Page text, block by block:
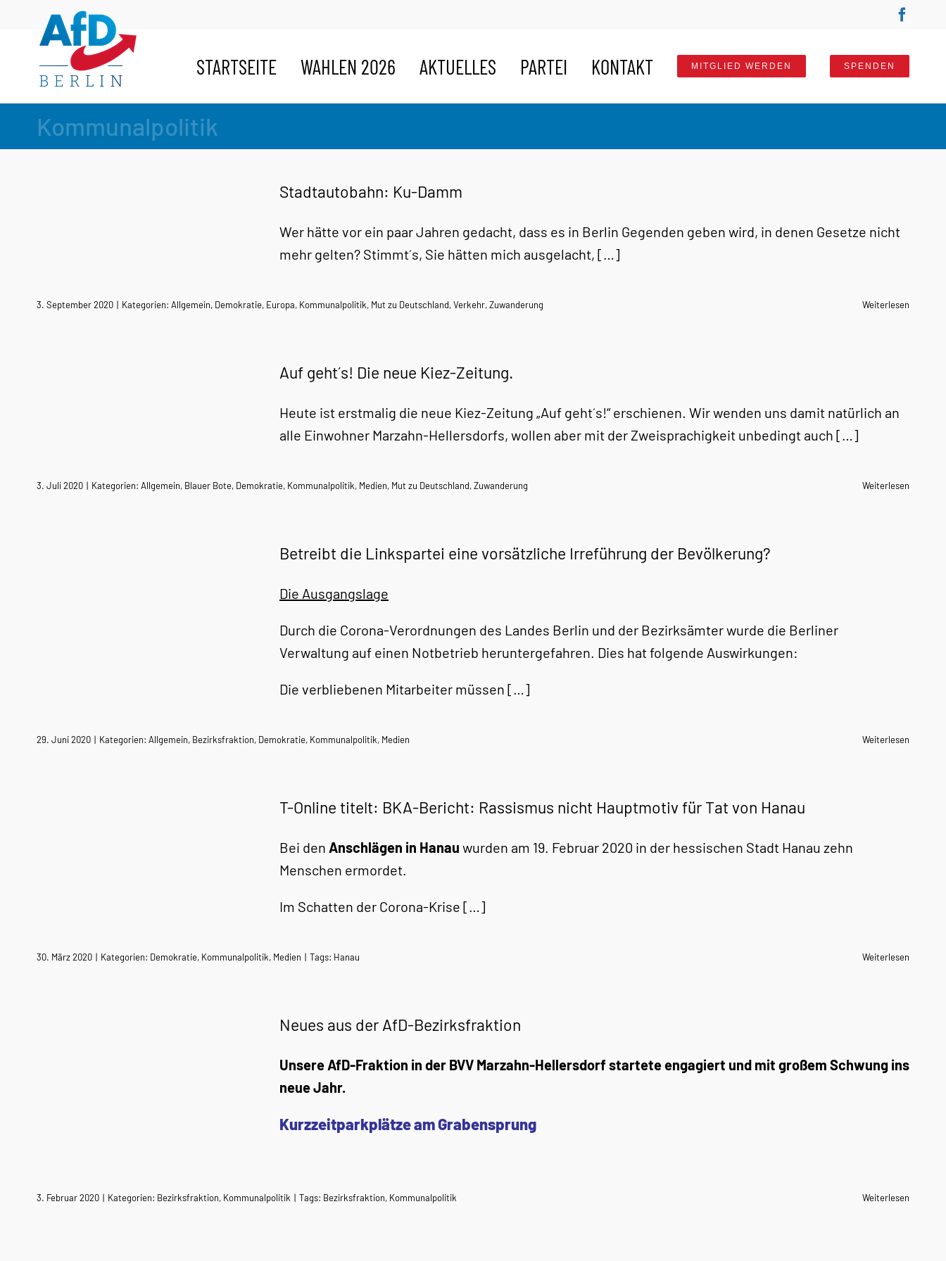
STARTSEITE WAHLEN 2026 AKTUELLES PARTEI KONTAKT MITGLIED WERDEN SPENDEN
Kommunalpolitik
Stadtautobahn: Ku-Damm
Wer hätte vor ein paar Jahren gedacht, dass es in Berlin Gegenden geben wird, in denen Gesetze nicht
mehr gelten? Stimmt´s, Sie hätten mich ausgelacht, […]
3. September 2020 | Kategorien: Allgemein, Demokratie, Europa, Kommunalpolitik, Mut zu Deutschland,Verkehr,Zuwanderung Weiterlesen
Auf geht´s! Die neue Kiez-Zeitung.
Heute ist erstmalig die neue Kiez-Zeitung „Auf geht´s!“ erschienen. Wir wenden uns damit natürlich an
alle Einwohner Marzahn-Hellersdorfs, wollen aber mit der Zweisprachigkeit unbedingt auch […]
3. Juli 2020 | Kategorien: Allgemein, Blauer Bote, Demokratie, Kommunalpolitik, Medien, Mut zu Deutschland,Zuwanderung Weiterlesen
Betreibt die Linkspartei eine vorsätzliche Irreführung der Bevölkerung?
Die Ausgangslage
Durch die Corona-Verordnungen des Landes Berlin und der Bezirksämter wurde die Berliner
Verwaltung auf einen Notbetrieb heruntergefahren. Dies hat folgende Auswirkungen:
Die verbliebenen Mitarbeiter müssen […]
29. Juni 2020 | Kategorien: Allgemein, Bezirksfraktion, Demokratie, Kommunalpolitik, Medien Weiterlesen
T-Online titelt: BKA-Bericht: Rassismus nicht Hauptmotiv für Tat von Hanau
Bei den Anschlägen in Hanau wurden am 19. Februar 2020 in der hessischen Stadt Hanau zehn
Menschen ermordet.
Im Schatten der Corona-Krise […]
30. März 2020 | Kategorien: Demokratie, Kommunalpolitik, Medien | Tags: Hanau Weiterlesen
Neues aus der AfD-Bezirksfraktion
Unsere AfD-Fraktion in der BVV Marzahn-Hellersdorf startete engagiert und mit großem Schwung ins
neue Jahr.
Kurzzeitparkplätze am Grabensprung
3. Februar 2020 | Kategorien: Bezirksfraktion, Kommunalpolitik | Tags: Bezirksfraktion, Kommunalpolitik Weiterlesen